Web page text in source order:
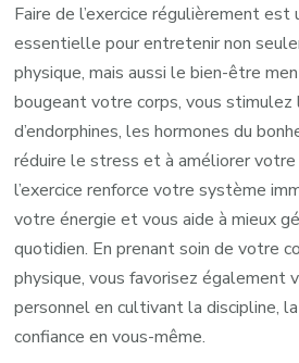
Faire de l’exercice régulièrement est
essentielle pour entretenir non
physique, mais aussi le bien-être
bougeant votre corps, vous stimulez
d’endorphines, les hormones du
réduire le stress et à améliorer votre
l’exercice renforce votre système
votre énergie et vous aide à mieux
quotidien. En prenant soin de votre
physique, vous favorisez
personnel en cultivant la discipline,
confiance en vous-même.